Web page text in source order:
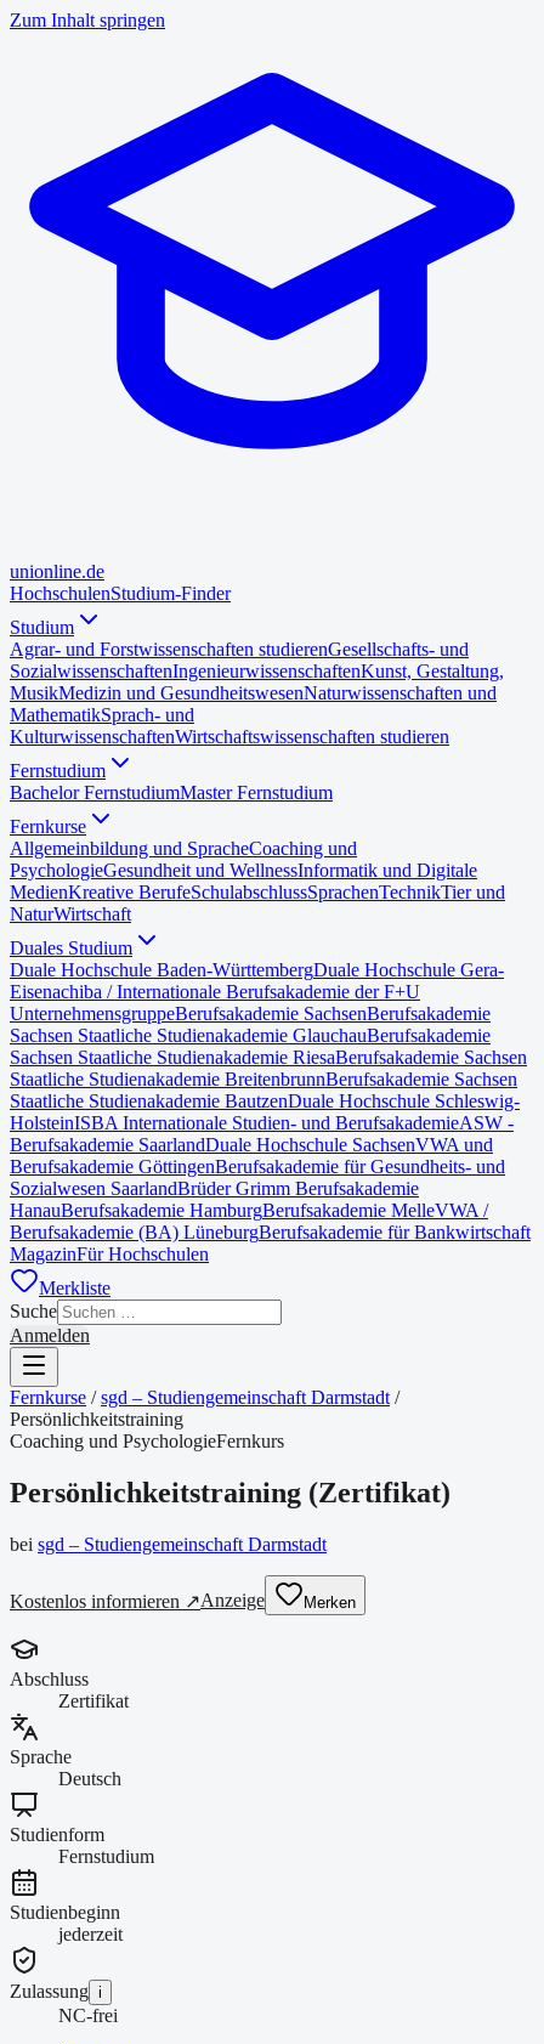
Zum Inhalt springen
unionline.de
HochschulenStudium-Finder
Studium
Agrar- und Forstwissenschaften studierenGesellschafts- und
SozialwissenschaftenIngenieurwissenschaftenKunst, Gestaltung,
MusikMedizin und GesundheitswesenNaturwissenschaften und
MathematikSprach- und
KulturwissenschaftenWirtschaftswissenschaften studieren
Fernstudium
Bachelor FernstudiumMaster Fernstudium
Fernkurse
Allgemeinbildung und SpracheCoaching und
PsychologieGesundheit und WellnessInformatik und Digitale
MedienKreative BerufeSchulabschlussSprachenTechnikTier und
NaturWirtschaft
Duales Studium
Duale Hochschule Baden-WürttembergDuale Hochschule Gera-
Eisenachiba / Internationale Berufsakademie der F+U
UnternehmensgruppeBerufsakademie SachsenBerufsakademie
Sachsen Staatliche Studienakademie GlauchauBerufsakademie
Sachsen Staatliche Studienakademie RiesaBerufsakademie Sachsen
Staatliche Studienakademie BreitenbrunnBerufsakademie Sachsen
Staatliche Studienakademie BautzenDuale Hochschule Schleswig-
HolsteinISBA Internationale Studien- und BerufsakademieASW -
Berufsakademie SaarlandDuale Hochschule SachsenVWA und
Berufsakademie GöttingenBerufsakademie für Gesundheits- und
Sozialwesen SaarlandBrüder Grimm Berufsakademie
HanauBerufsakademie HamburgBerufsakademie MelleVWA /
Berufsakademie (BA) LüneburgBerufsakademie für Bankwirtschaft
MagazinFür Hochschulen
Merkliste
Suche
Anmelden
Fernkurse / sgd – Studiengemeinschaft Darmstadt /
Persönlichkeitstraining
Coaching und PsychologieFernkurs
Persönlichkeitstraining (Zertifikat)
bei sgd – Studiengemeinschaft Darmstadt
Kostenlos informieren ↗Anzeige Merken
Abschluss
Zertifikat
Sprache
Deutsch
Studienform
Fernstudium
Studienbeginn
jederzeit
Zulassung i
NC-frei